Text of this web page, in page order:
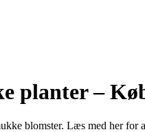
planter –
blomster. Læs med her for